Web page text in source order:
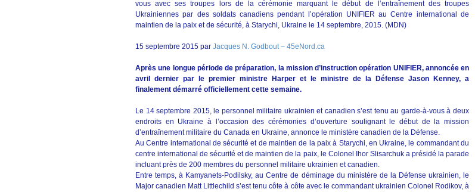
vous avec ses troupes lors de la cérémonie marquant le début de l’entraînement des troupes
Ukrainiennes par des soldats canadiens pendant l’opération UNIFIER au Centre international de
maintien de la paix et de sécurité, à Starychi, Ukraine le 14 septembre, 2015. (MDN)
15 septembre 2015 par Jacques N. Godbout – 45eNord.ca
Après une longue période de préparation, la mission d’instruction opération UNIFIER, annoncée en
avril dernier par le premier ministre Harper et le ministre de la Défense Jason Kenney, a
finalement démarré officiellement cette semaine.
Le 14 septembre 2015, le personnel militaire ukrainien et canadien s’est tenu au garde-à-vous à deux
endroits en Ukraine à l’occasion des cérémonies d’ouverture soulignant le début de la mission
d’entraînement militaire du Canada en Ukraine, annonce le ministère canadien de la Défense.
Au Centre international de sécurité et de maintien de la paix à Starychi, en Ukraine, le commandant du
centre international de sécurité et de maintien de la paix, le Colonel Ihor Slisarchuk a présidé la parade
incluant près de 200 membres du personnel militaire ukrainien et canadien.
Entre temps, à Kamyanets-Podilsky, au Centre de déminage du ministère de la Défense ukrainien, le
Major canadien Matt Littlechild s’est tenu côte à côte avec le commandant ukrainien Colonel Rodikov, à